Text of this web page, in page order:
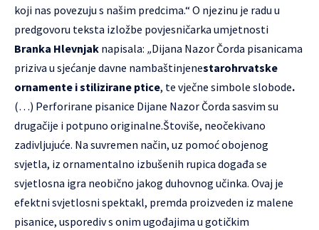
koji nas povezuju s našim predcima.“ O njezinu je radu u
predgovoru teksta izložbe povjesničarka umjetnosti
Branka Hlevnjak napisala: „Dijana Nazor Čorda pisanicama
priziva u sjećanje davne nambaštinjenestarohrvatske
ornamente i stilizirane ptice, te vječne simbole slobode.
(…) Perforirane pisanice Dijane Nazor Čorda sasvim su
drugačije i potpuno originalne.Štoviše, neočekivano
zadivljujuće. Na suvremen način, uz pomoć obojenog
svjetla, iz ornamentalno izbušenih rupica događa se
svjetlosna igra neobično jakog duhovnog učinka. Ovaj je
efektni svjetlosni spektakl, premda proizveden iz malene
pisanice, usporediv s onim ugođajima u gotičkim